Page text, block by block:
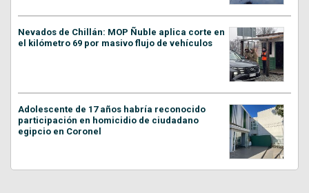
Nevados de Chillán: MOP Ñuble aplica corte en
el kilómetro 69 por masivo flujo de vehículos
Adolescente de 17 años habría reconocido
participación en homicidio de ciudadano
egipcio en Coronel